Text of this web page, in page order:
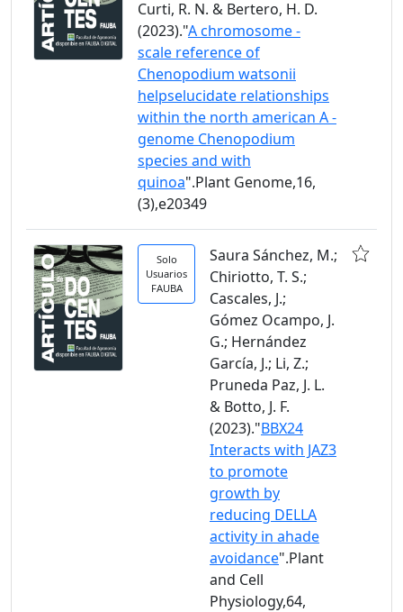
Curti, R. N. & Bertero, H. D.
(2023)."A chromosome -
scale reference of
Chenopodium watsonii
helpselucidate relationships
within the north american A -
genome Chenopodium
species and with
quinoa".Plant Genome,16,
(3),e20349
Solo
Usuarios
FAUBA
Saura Sánchez, M.;
Chiriotto, T. S.;
Cascales, J.;
Gómez Ocampo, J.
G.; Hernández
García, J.; Li, Z.;
Pruneda Paz, J. L.
& Botto, J. F.
(2023)."BBX24
Interacts with JAZ3
to promote
growth by
reducing DELLA
activity in ahade
avoidance".Plant
and Cell
Physiology,64,